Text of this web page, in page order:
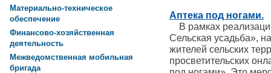
Аптека под ногами.
В рамках
Сельская усадьба»,
жителей сельских
просветительских
Материально-техническое
обеспечение
Финансово-хозяйственная
деятельность
Межведомственная мобильная
бригада